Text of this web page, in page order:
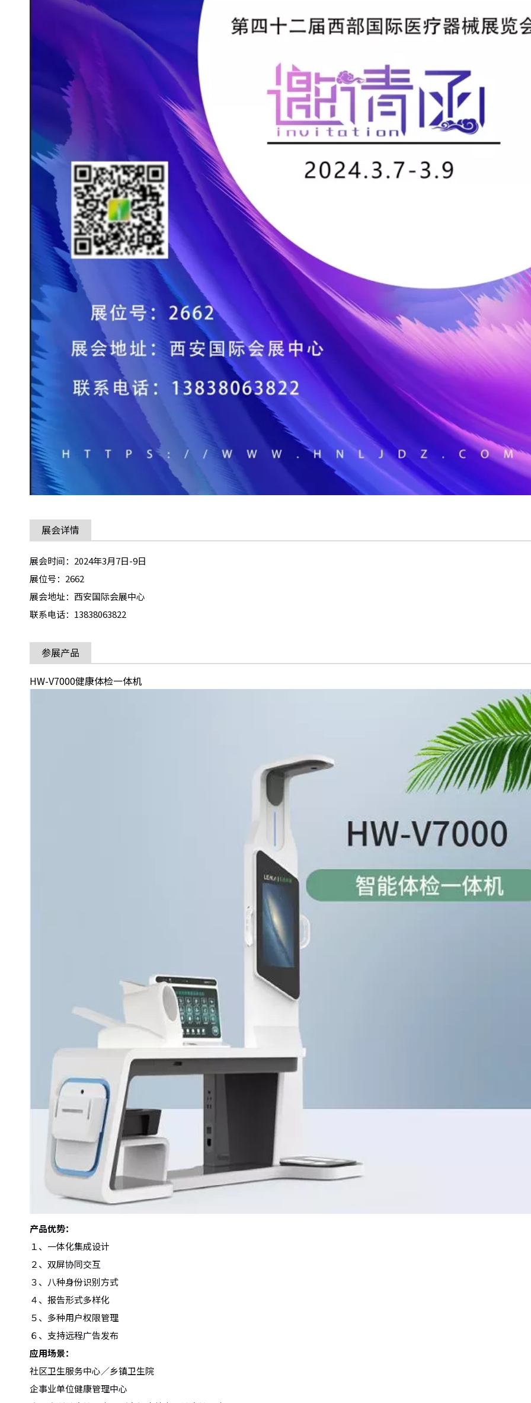
展会详情
展会时间：2024年3月7日-9日
展位号：2662
展会地址：西安国际会展中心
联系电话：13838063822
参展产品
HW-V7000健康体检一体机
产品优势：
１、一体化集成设计
２、双屏协同交互
３、八种身份识别方式
４、报告形式多样化
５、多种用户权限管理
６、支持远程广告发布
应用场景：
社区卫生服务中心／乡镇卫生院
企事业单位健康管理中心